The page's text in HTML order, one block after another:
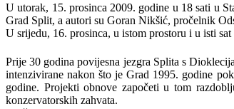
U utorak, 15. prosinca 2009. godine u 18 sati u
Grad Split, a autori su Goran Nikšić, pročelnik
U srijedu, 16. prosinca, u istom prostoru i u isti sat
Prije 30 godina povijesna jezgra Splita s
intenzivirane nakon što je Grad 1995. godine
godine. Projekti obnove započeti u tom
konzervatorskih zahvata.